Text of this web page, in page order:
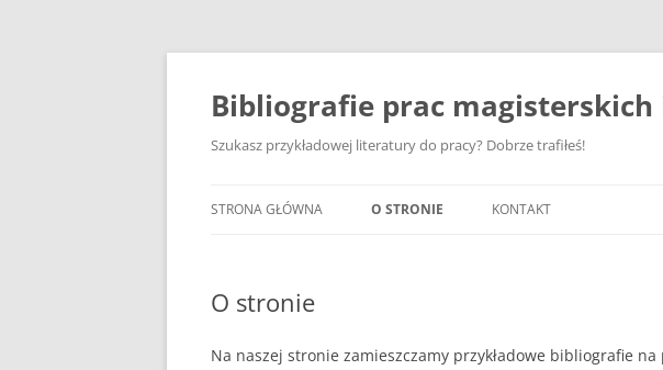
Przejdź
treści
Bibliografie prac magisterskich
Szukasz przykładowej literatury do pracy? Dobrze trafiłeś!
STRONA GŁÓWNA O STRONIE KONTAKT
O stronie
Na naszej stronie zamieszczamy przykładowe bibliografie